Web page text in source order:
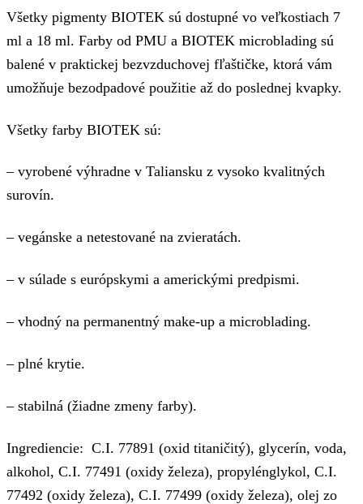
Všetky pigmenty BIOTEK sú dostupné vo veľkostiach 7
ml a 18 ml. Farby od PMU a BIOTEK microblading sú
balené v praktickej bezvzduchovej fľaštičke, ktorá vám
umožňuje bezodpadové použitie až do poslednej kvapky.
Všetky farby BIOTEK sú:
– vyrobené výhradne v Taliansku z vysoko kvalitných
surovín.
– vegánske a netestované na zvieratách.
– v súlade s európskymi a americkými predpismi.
– vhodný na permanentný make-up a microblading.
– plné krytie.
– stabilná (žiadne zmeny farby).
Ingrediencie: C.I. 77891 (oxid titaničitý), glycerín, voda,
alkohol, C.I. 77491 (oxidy železa), propylénglykol, C.I.
77492 (oxidy železa), C.I. 77499 (oxidy železa), olej zo